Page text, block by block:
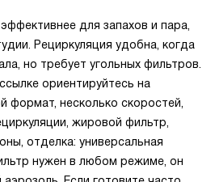
для запахов и пара,
Рециркуляция удобна, когда
но требует угольных фильтров.
ориентируйтесь на
формат, несколько скоростей,
жировой фильтр,
отделка: универсальная
нужен в любом режиме, он